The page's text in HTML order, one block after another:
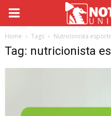
Home Tags Nutricionista
Tag: nutricionista